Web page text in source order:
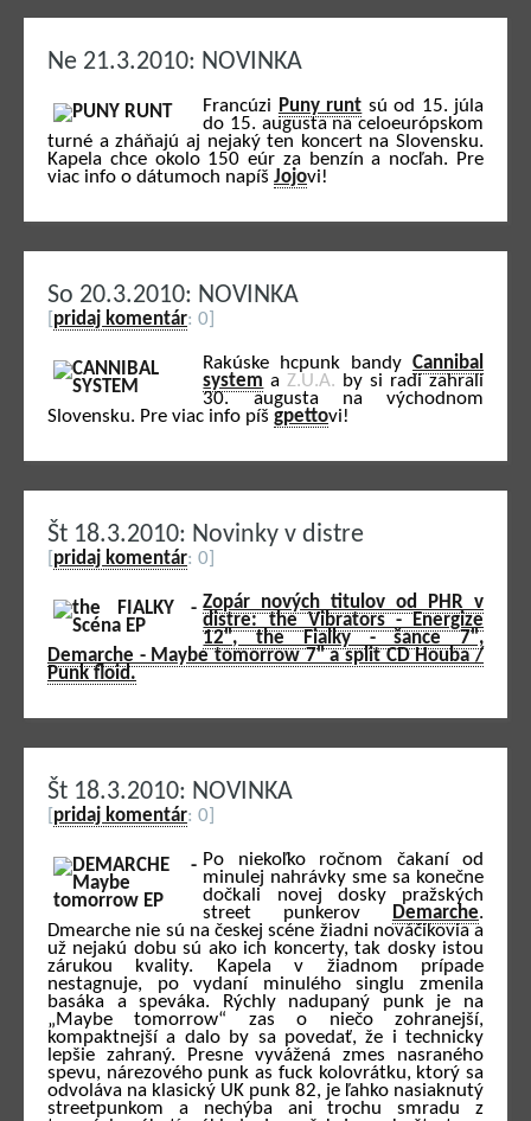
Ne 21.3.2010: NOVINKA
Francúzi Puny runt sú od 15. júla
do 15. augusta na celoeurópskom
turné a zháňajú aj nejaký ten koncert na Slovensku.
Kapela chce okolo 150 eúr za benzín a nocľah. Pre
viac info o dátumoch napíš Jojovi!
So 20.3.2010: NOVINKA
pridaj komentár: 0]
Rakúske hcpunk bandy Cannibal
system aZ.U.A. by si radi zahrali
30. augusta na východnom
Slovensku. Pre viac info píš gpettovi!
Št 18.3.2010: Novinky v distre
pridaj komentár: 0]
Zopár nových titulov od PHR v
distre: the Vibrators - Energize
12", the Fialky - šance 7",
Demarche - Maybe tomorrow 7" a split CD Houba /
Punk floid.
Št 18.3.2010: NOVINKA
pridaj komentár: 0]
Po niekoľko ročnom čakaní od
minulej nahrávky sme sa konečne
dočkali novej dosky pražských
street punkerov
Demarche.
Dmearche nie sú na českej scéne žiadni nováčikovia a
už nejakú dobu sú ako ich koncerty, tak dosky istou
zárukou kvality. Kapela v žiadnom prípade
nestagnuje, po vydaní minulého singlu zmenila
basáka a speváka. Rýchly nadupaný punk je na
„Maybe tomorrow“ zas o niečo zohranejší,
kompaktnejší a dalo by sa povedať, že i technicky
lepšie zahraný. Presne vyvážená zmes nasraného
spevu, nárezového punk as fuck kolovrátku, ktorý sa
odvoláva na klasický UK punk 82, je ľahko nasiaknutý
streetpunkom a nechýba ani trochu smradu z